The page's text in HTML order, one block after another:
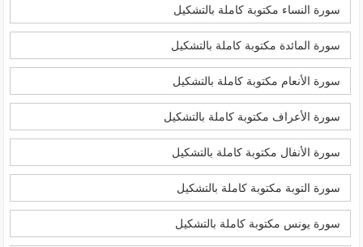
سورة النساء مكتوبة كاملة بالتشكيل
سورة المائدة مكتوبة كاملة بالتشكيل
سورة الأنعام مكتوبة كاملة بالتشكيل
سورة الأعراف مكتوبة كاملة بالتشكيل
سورة الأنفال مكتوبة كاملة بالتشكيل
سورة التوبة مكتوبة كاملة بالتشكيل
سورة يونس مكتوبة كاملة بالتشكيل